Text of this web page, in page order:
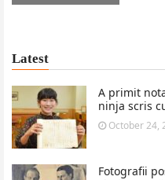
Latest
A primit
ninja scris
October 24,
Fotografii